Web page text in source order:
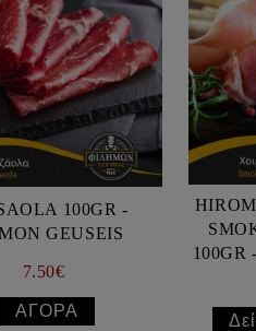
100GR -
GEUSEIS
7.50€